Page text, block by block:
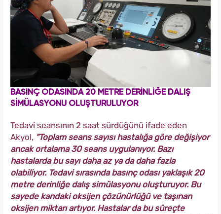
BASINÇ ODASINDA 20 METRE DERİNLİĞE DALIŞ
SİMÜLASYONU OLUŞTURULUYOR
Tedavi seansının 2 saat sürdüğünü ifade eden
Akyol, "Toplam seans sayısı hastalığa göre değişiyor
ancak ortalama 30 seans uygulanıyor. Bazı
hastalarda bu sayı daha az ya da daha fazla
olabiliyor. Tedavi sırasında basınç odası yaklaşık 20
metre derinliğe dalış simülasyonu oluşturuyor. Bu
sayede kandaki oksijen çözünürlüğü ve taşınan
oksijen miktarı artıyor. Hastalar da bu süreçte